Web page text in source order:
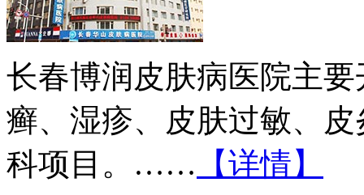
长春博润皮肤病医院主
癣、湿疹、皮肤过敏、
科项目。…… 【详情】